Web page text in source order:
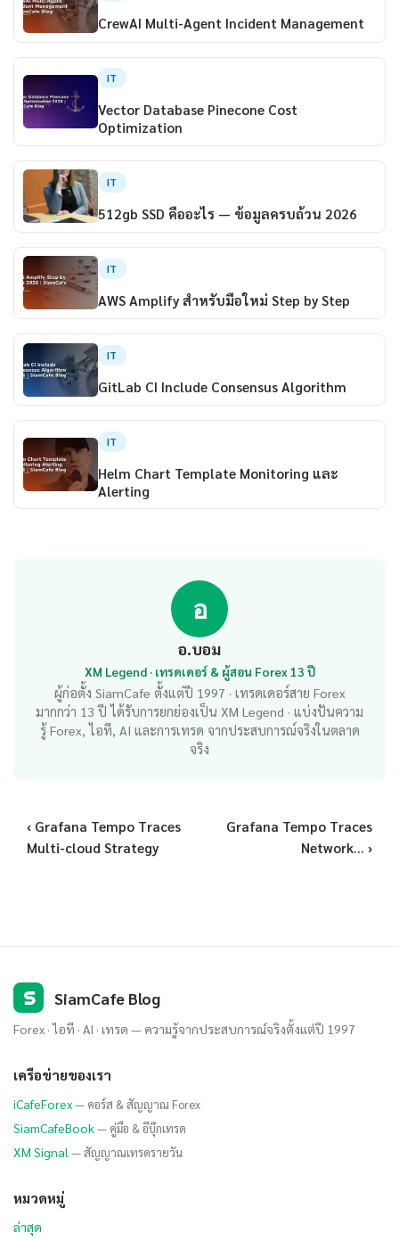
CrewAI Multi-Agent Incident Management
IT
Vector Database Pinecone Cost
Optimization
IT
512gb SSD คืออะไร — ข้อมูลครบถ้วน 2026
IT
AWS Amplify สำหรับมือใหม่ Step by Step
IT
GitLab CI Include Consensus Algorithm
IT
Helm Chart Template Monitoring และ
Alerting
อ
อ.บอม
XM Legend · เทรดเดอร์ & ผู้สอน Forex 13 ปี
ผู้ก่อตั้ง SiamCafe ตั้งแต่ปี 1997 · เทรดเดอร์สาย Forex
มากกว่า 13 ปี ได้รับการยกย่องเป็น XM Legend · แบ่งปันความ
รู้ Forex, ไอที, AI และการเทรด จากประสบการณ์จริงในตลาด
จริง
‹ Grafana Tempo Traces
Multi-cloud Strategy
Grafana Tempo Traces
Network... ›
S SiamCafe Blog
Forex · ไอที · AI · เทรด — ความรู้จากประสบการณ์จริงตั้งแต่ปี 1997
เครือข่ายของเรา
iCafeForex— คอร์ส & สัญญาณ Forex
SiamCafeBook— คู่มือ & อีบุ๊กเทรด
XM Signal — สัญญาณเทรดรายวัน
หมวดหมู่
ล่าสุด